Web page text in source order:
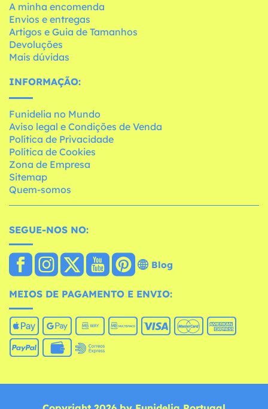
A minha encomenda
Envios e entregas
Artigos e Guia de Tamanhos
Devoluções
Mais dúvidas
INFORMAÇÃO:
Funidelia no Mundo
Aviso legal e Condições de Venda
Política de Privacidade
Política de Cookies
Zona de Empresa
Sitemap
Quem-somos
SEGUE-NOS NO:
Blog
MEIOS DE PAGAMENTO E ENVIO: